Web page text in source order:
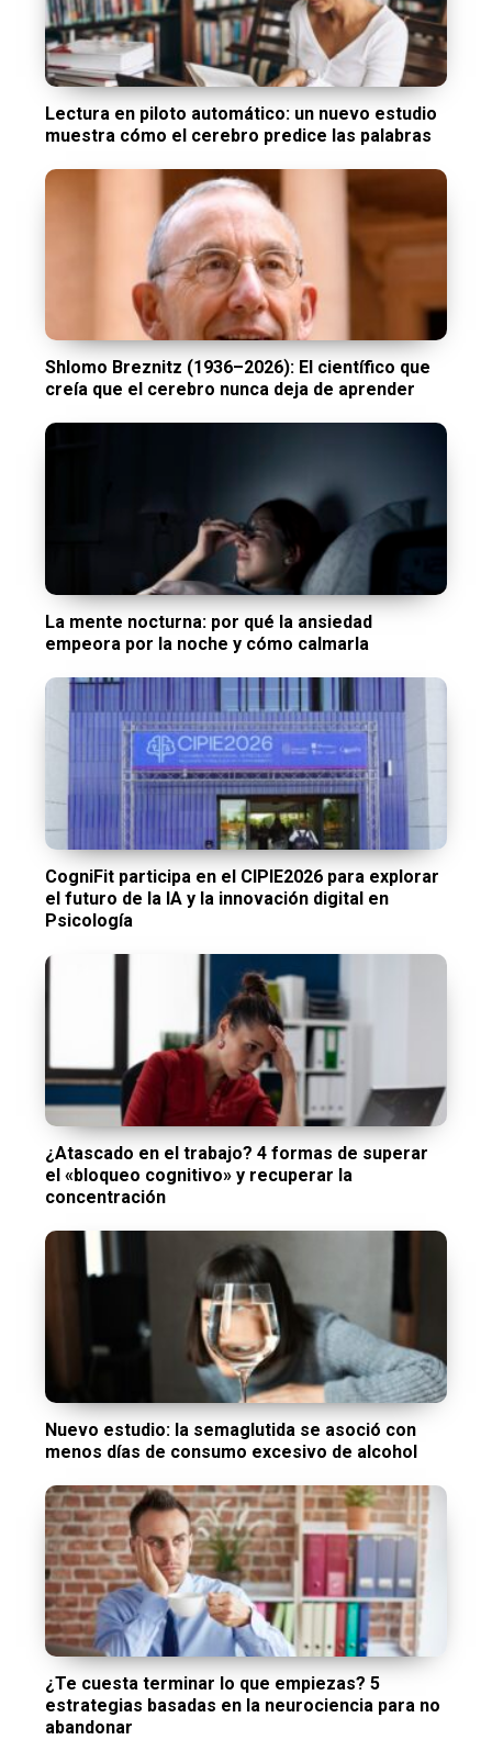
Lectura en piloto automático: un nuevo estudio
muestra cómo el cerebro predice las palabras
Shlomo Breznitz (1936–2026): El científico que
creía que el cerebro nunca deja de aprender
La mente nocturna: por qué la ansiedad
empeora por la noche y cómo calmarla
CogniFit participa en el CIPIE2026 para explorar
el futuro de la IA y la innovación digital en
Psicología
¿Atascado en el trabajo? 4 formas de superar
el «bloqueo cognitivo» y recuperar la
concentración
Nuevo estudio: la semaglutida se asoció con
menos días de consumo excesivo de alcohol
¿Te cuesta terminar lo que empiezas? 5
estrategias basadas en la neurociencia para no
abandonar